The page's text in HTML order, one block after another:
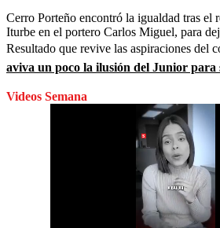
Cerro Porteño encontró la igualdad tras el
Iturbe en el portero Carlos Miguel, para
Resultado que revive las aspiraciones del
aviva un poco la ilusión del Junior para
Videos Semana